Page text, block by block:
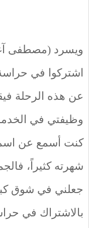
ويسرد (مصطفى
اشتركوا في
عن هذه الرحلة
وظيفتي في
كنت أسمع عن اسم
شهرته كثيراً،
جعلني في شوق
بالاشتراك في